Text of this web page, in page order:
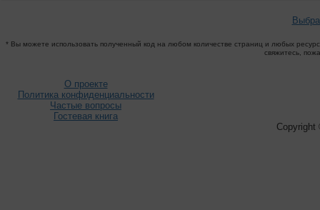
* Вы можете использовать полученный код на любом количестве страниц и любых
свяжитесь,
О проекте
Политика конфиденциальности
Частые вопросы
Гостевая книга
Copyright